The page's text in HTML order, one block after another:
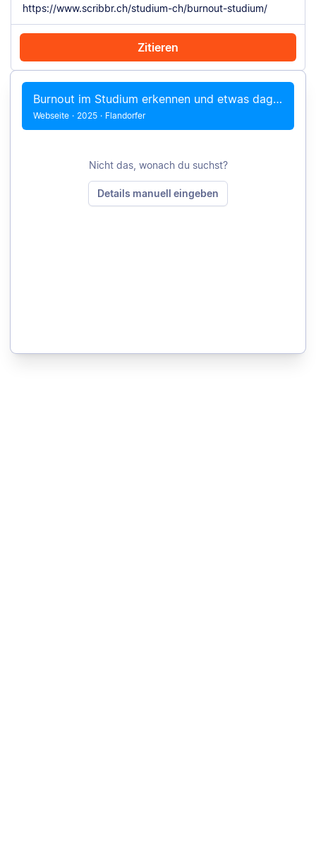
Zitieren
Mit Chrome zitieren Manuell zitieren
Burnout im Studium erkennen und etwas dagegen tun
Webseite · 2025 · Flandorfer
Nicht das, wonach du suchst?
Details manuell eingeben